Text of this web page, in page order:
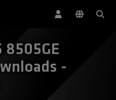
8505GE
-